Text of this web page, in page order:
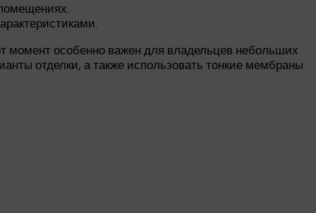
момент особенно важен для владельцев небольших
отделки, а также использовать тонкие мембраны